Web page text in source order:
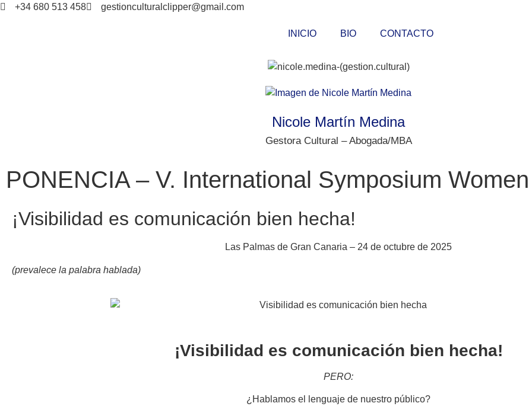
+34 680 513 458 gestionculturalclipper@gmail.com
INICIO BIO CONTACTO
Nicole Martín Medina
Gestora Cultural – Abogada/MBA
PONENCIA – V. International Symposium
¡Visibilidad es comunicación bien hecha!
Las Palmas de Gran Canaria – 24 de octubre de 2025
(prevalece la palabra hablada)
¡Visibilidad es comunicación bien hecha!
PERO:
¿Hablamos el lenguaje de nuestro público?